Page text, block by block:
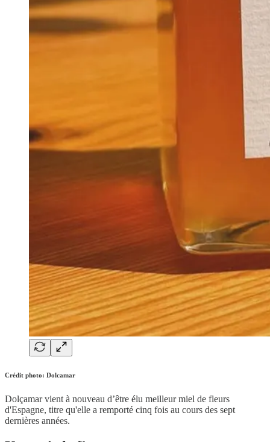
Crédit photo: Dolcamar
Dolçamar vient à nouveau d’être élu meilleur miel de fleurs
d'Espagne, titre qu'elle a remporté cinq fois au cours des sept
dernières années.